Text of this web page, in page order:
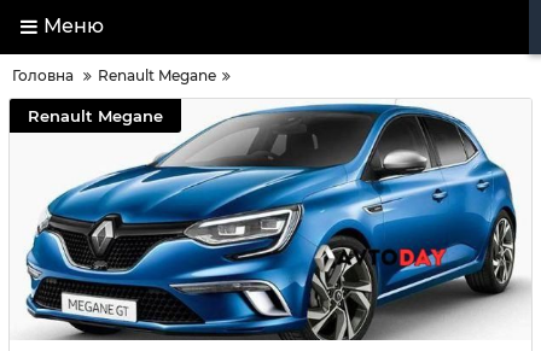
Меню
Головна Renault Megane
Renault Megane